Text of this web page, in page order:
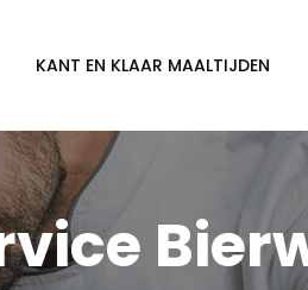
KANT EN KLAAR MAALTIJDEN